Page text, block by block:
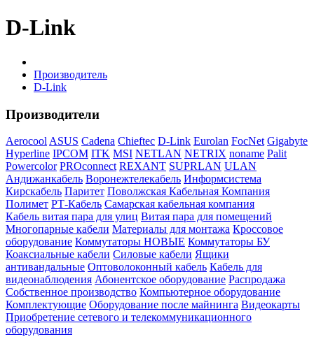
D-Link
Производитель
D-Link
Производители
Aerocool ASUS Cadena Chieftec D-Link Eurolan FocNet Gigabyte
Hyperline IPCOM ITK MSI NETLAN NETRIX noname Palit
Powercolor PROconnect REXANT SUPRLAN ULAN
Андижанкабель Воронежтелекабель Информсистема
Кирскабель Паритет Поволжская Кабельная Компания
Полимет РТ-Кабель Самарская кабельная компания
Кабель витая пара для улиц Витая пара для помещений
Многопарные кабели Материалы для монтажа Кроссовое
оборудование Коммутаторы НОВЫЕ Коммутаторы БУ
Коаксиальные кабели Силовые кабели Ящики
антивандальные Оптоволоконный кабель Кабель для
видеонаблюдения Абонентское оборудование Распродажа
Собственное производство Компьютерное оборудование
Комплектующие Оборудование после майнинга Видеокарты
Приобретение сетевого и телекоммуникационного
оборудования